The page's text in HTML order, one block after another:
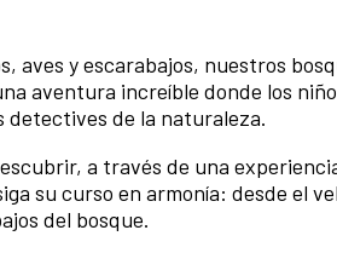
aves y escarabajos, nuestros
aventura increíble donde los
detectives de la naturaleza.
a través de una
su curso en armonía: desde el
del bosque.